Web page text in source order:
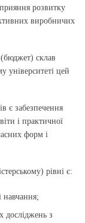
розвитку
виробничих
склав
університеті цей
є забезпечення
і практичної
форм і
рівні є:
навчання;
досліджень з